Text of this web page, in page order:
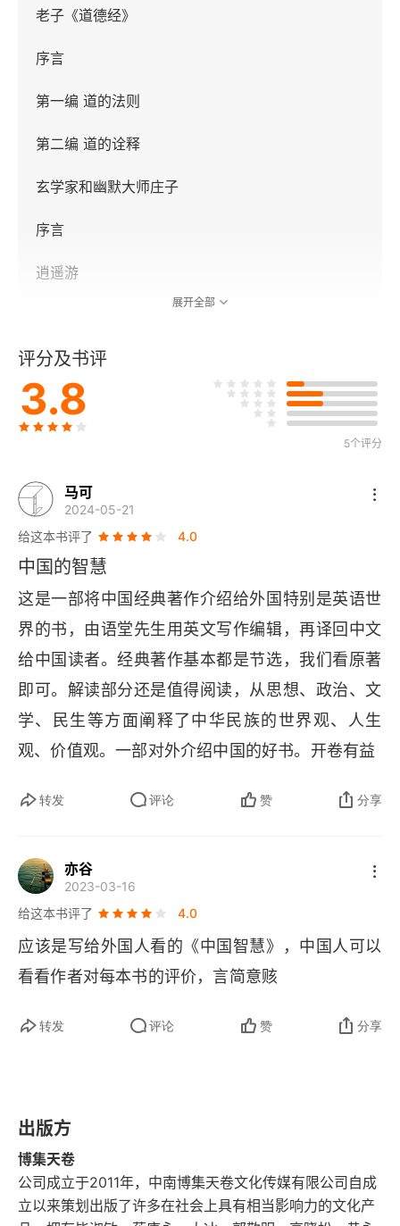
老子《道德经》
序言
第一编 道的法则
第二编 道的诠释
玄学家和幽默大师庄子
序言
逍遥游
养生主
人间世
大宗师
骈拇
马蹄
在宥
秋水
第二部分 中国民主文献
尧典
大禹谟
皋陶谟
咸有一德
说命
泰誓
展开全部
评分及书评
3.8
5个评分
马可
2024-05-21
给这本书评了
4.0
中国的智慧
这是一部将中国经典著作介绍给外国特别是英语世
界的书，由语堂先生用英文写作编辑，再译回中文
给中国读者。经典著作基本都是节选，我们看原著
即可。解读部分还是值得阅读，从思想、政治、文
学、民生等方面阐释了中华民族的世界观、人生
观、价值观。一部对外介绍中国的好书。开卷有益
转发 评论 赞 分享
亦谷
2023-03-16
给这本书评了
4.0
应该是写给外国人看的《中国智慧》，中国人可以
看看作者对每本书的评价，言简意赅
转发 评论 赞 分享
出版方
博集天卷
公司成立于2011年，中南博集天卷文化传媒有限公司自成
立以来策划出版了许多在社会上具有相当影响力的文化产